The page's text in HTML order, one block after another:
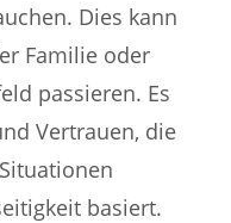
Dies kann
Familie oder
passieren. Es
Vertrauen, die
basiert.